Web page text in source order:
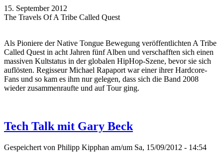
15. September 2012
The Travels Of A Tribe Called Quest
Als Pioniere der Native Tongue Bewegung veröffentlichten A Tribe
Called Quest in acht Jahren fünf Alben und verschafften sich einen
massiven Kultstatus in der globalen HipHop-Szene, bevor sie sich
auflösten. Regisseur Michael Rapaport war einer ihrer Hardcore-
Fans und so kam es ihm nur gelegen, dass sich die Band 2008
wieder zusammenraufte und auf Tour ging.
Tech Talk mit Gary Beck
Gespeichert von Philipp Kipphan am/um Sa, 15/09/2012 - 14:54